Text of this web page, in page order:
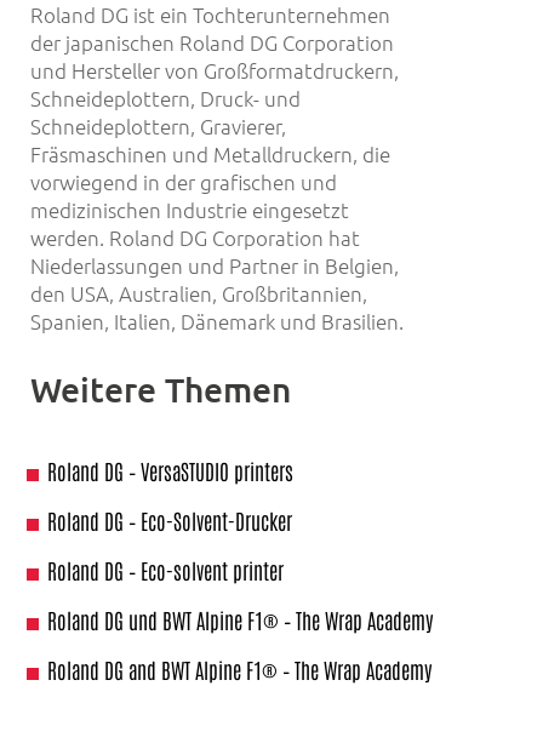
Roland DG ist ein Tochterunternehmen
der japanischen Roland DG Corporation
und Hersteller von Großformatdruckern,
Schneideplottern, Druck- und
Schneideplottern, Gravierer,
Fräsmaschinen und Metalldruckern, die
vorwiegend in der grafischen und
medizinischen Industrie eingesetzt
werden. Roland DG Corporation hat
Niederlassungen und Partner in Belgien,
den USA, Australien, Großbritannien,
Spanien, Italien, Dänemark und Brasilien.
Weitere Themen
Roland DG – VersaSTUDIO printers
Roland DG – Eco-Solvent-Drucker
Roland DG – Eco-solvent printer
Roland DG und BWT Alpine F1® – The Wrap Academy
Roland DG and BWT Alpine F1® – The Wrap Academy